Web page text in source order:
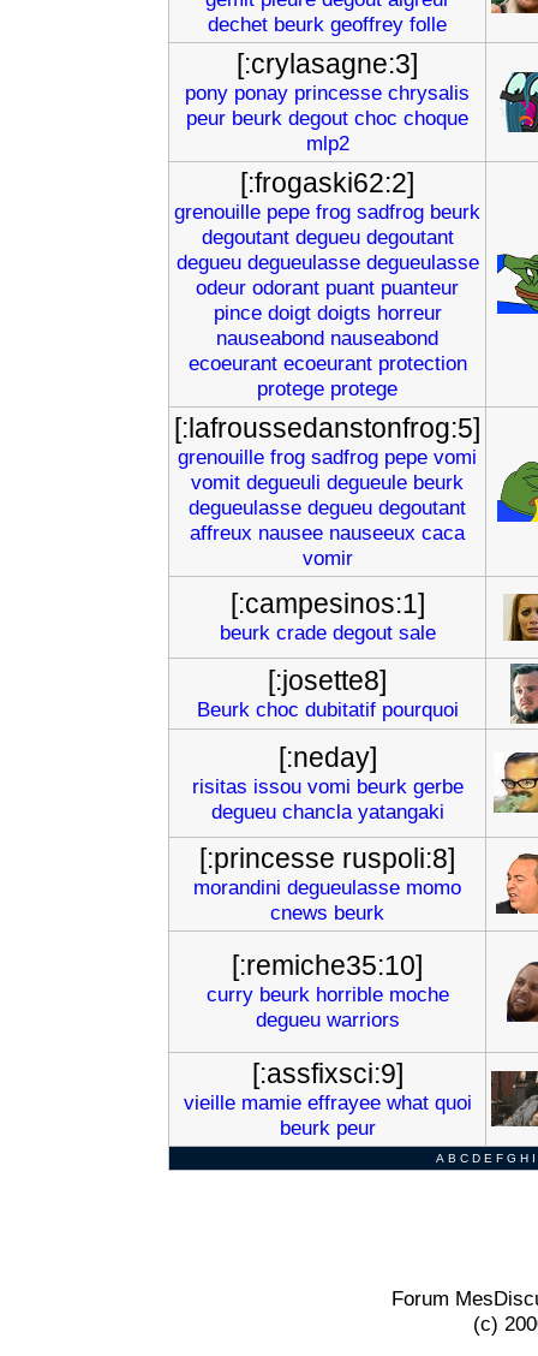
dechet beurk geoffrey folle
[:crylasagne:3]
pony ponay princesse chrysalis
peur beurk degout choc choque
mlp2
[:frogaski62:2]
grenouille pepe frog sadfrog beurk
degoutant degueu degoutant
degueu degueulasse degueulasse
odeur odorant puant puanteur
pince doigt doigts horreur
nauseabond nauseabond
ecoeurant ecoeurant protection
protege protege
[:lafroussedanstonfrog:5]
grenouille frog sadfrog pepe vomi
vomit degueuli degueule beurk
degueulasse degueu degoutant
affreux nausee nauseeux caca
vomir
[:campesinos:1]
beurk crade degout sale
[:josette8]
Beurk choc dubitatif pourquoi
[:neday]
risitas issou vomi beurk gerbe
degueu chancla yatangaki
[:princesse ruspoli:8]
morandini degueulasse momo
cnews beurk
[:remiche35:10]
curry beurk horrible moche
degueu warriors
[:assfixsci:9]
vieille mamie effrayee what quoi
beurk peur
A B C D E F G H I
Forum
(c)